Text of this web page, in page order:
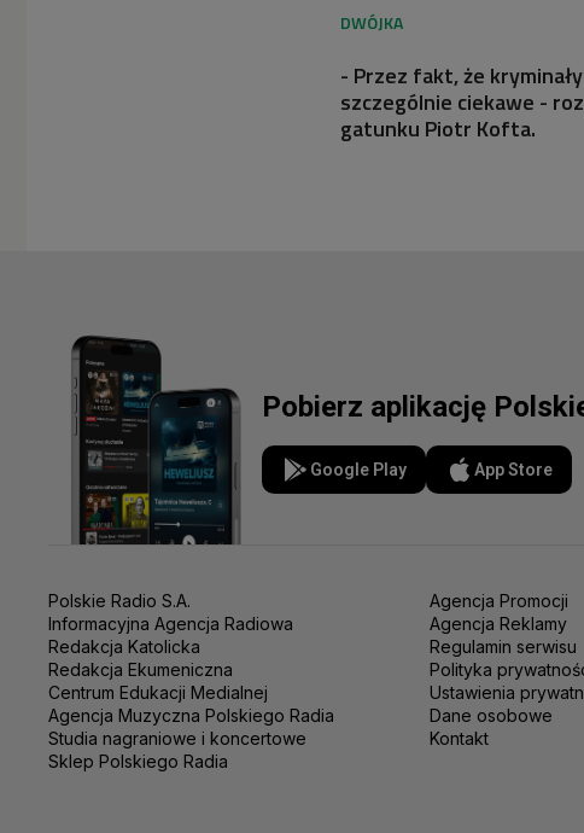
- Przez fakt, że
szczególnie ciekawe -
gatunku Piotr Kofta.
Pobierz aplikację
Google Play App Store
Polskie Radio S.A.
Informacyjna Agencja Radiowa
Redakcja Katolicka
Redakcja Ekumeniczna
Centrum Edukacji Medialnej
Agencja Muzyczna Polskiego Radia
Studia nagraniowe i koncertowe
Sklep Polskiego Radia
Agencja Promocji
Agencja Reklamy
Regulamin serwisu
Polityka
Ustawienia
Dane osobowe
Kontakt